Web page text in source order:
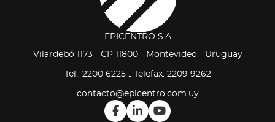
EPICENTRO S.A
Vilardebó 1173 - CP 11800 - Montevideo - Uruguay
Tel.: 2200 6225- Telefax: 2209 9262
contacto@epicentro.com.uy